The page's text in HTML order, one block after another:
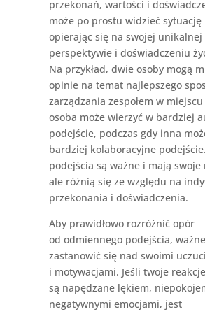
przekonań, wartości i
może po prostu widzieć sytuację
opierając się na swojej unikalnej
perspektywie i doświadczeniu
Na przykład, dwie osoby mogą
opinie na temat najlepszego
zarządzania zespołem w
osoba może wierzyć w bardziej
podejście, podczas gdy inna
bardziej kolaboracyjne
podejścia są ważne i mają swoje
ale różnią się ze względu na
przekonania i doświadczenia.
Aby prawidłowo rozróżnić opór
od odmiennego podejścia,
zastanowić się nad swoimi
i motywacjami. Jeśli twoje reakcje
są napędzane lękiem,
negatywnymi emocjami, jest